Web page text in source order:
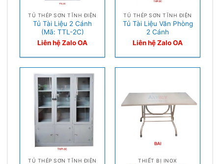
TỦ THÉP SƠN TĨNH ĐIỆN
Tủ Tài Liệu 2 Cánh
(Mã: TTL-2C)
Liên hệ Zalo OA
TỦ THÉP SƠN TĨNH ĐIỆN
Tủ Tài Liệu Văn Phòng
2 Cánh
Liên hệ Zalo OA
TỦ THÉP SƠN TĨNH ĐIỆN THIẾT BỊ INOX